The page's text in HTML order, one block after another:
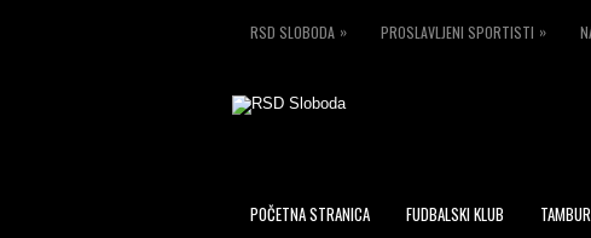
RSD SLOBODA » PROSLAVLJENI SPORTISTI »
POČETNA STRANICA FUDBALSKI KLUB